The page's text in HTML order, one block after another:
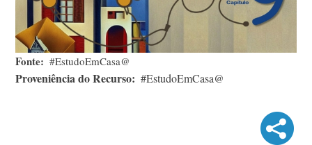
Fonte #EstudoEmCasa@
Proveniência do Recurso #EstudoEmCasa@